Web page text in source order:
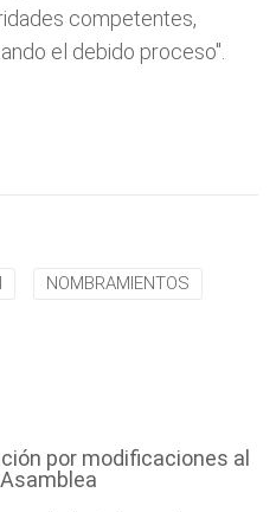
competentes,
el debido proceso".
NOMBRAMIENTOS
por modificaciones al